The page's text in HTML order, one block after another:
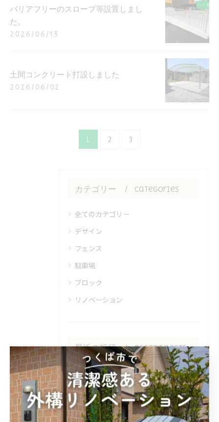
バリアフリーのスロープ等設置しまし
た。
2026/06/13
土間コンクリート打設しました
2026/06/02
1 2 3
カテゴリー Categories
全てのカテゴリー
デザイン
フェンス
駐車場
ブロック
リノベーション
最近の投稿 Recent Posts
2026/07/23
デザインある石貼り工事